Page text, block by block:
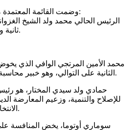
وضمت القائمة المعتمدة من طرف المجلس كلا من:
ثانية والذي يحكم اليلاد منذ 2019.
الثانية على التوالي، وهو خبير محاسبة وإداري من السلك المالي.
للإصلاح والتنمية، وزعيم المعارضة
الانتخابات الرئاسية للمرة الأولى.